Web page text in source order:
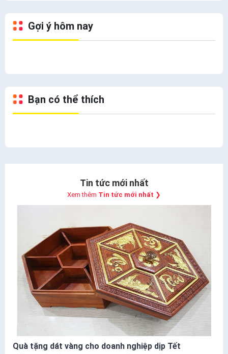
Gợi ý hôm nay
Bạn có thể thích
Tin tức mới nhất
Xem thêm Tin tức mới nhất ❯
Quà tặng dát vàng cho doanh nghiệp dịp Tết